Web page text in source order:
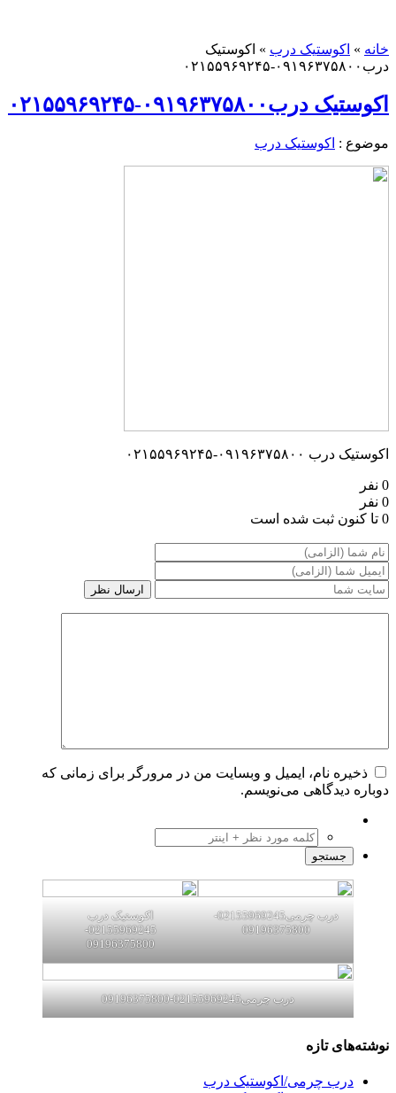
خانه » اکوستیک درب » اکوستیک
درب۰۹۱۹۶۳۷۵۸۰۰-۰۲۱۵۵۹۶۹۲۴۵
اکوستیک درب۰۹۱۹۶۳۷۵۸۰۰-۰۲۱۵۵۹۶۹۲۴۵
موضوع : اکوستیک درب
اکوستیک درب ۰۹۱۹۶۳۷۵۸۰۰-۰۲۱۵۵۹۶۹۲۴۵
0 نفر
0 نفر
0 تا کنون ثبت شده است
ذخیره نام، ایمیل و وبسایت من در مرورگر برای زمانی که
دوباره دیدگاهی می‌نویسم.
درب چرمی02155969245-
09196375800
اکوستیک درب
02155969245-
09196375800
درب چرمی02155969245-09196375800
نوشته‌های تازه
درب چرمی/اکوستیک درب